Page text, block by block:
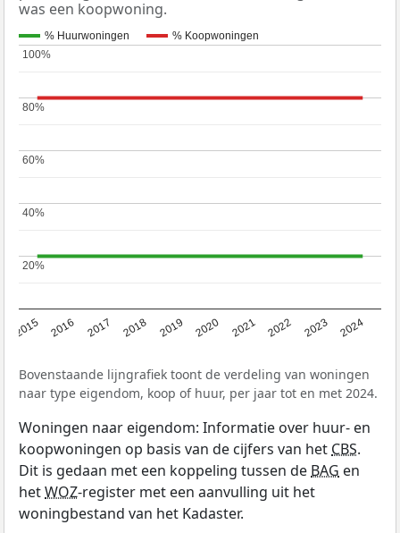
was een koopwoning.
% Huurwoningen % Koopwoningen
2015 2016 2017 2018 2019 2020 2021 2022 2023 2024
20%
20%
40%
40%
60%
60%
80%
80%
100%
100%
Bovenstaande lijngrafiek toont de verdeling van woningen
naar type eigendom, koop of huur, per jaar tot en met 2024.
Woningen naar eigendom: Informatie over huur- en
koopwoningen op basis van de cijfers van het CBS.
Dit is gedaan met een koppeling tussen de BAG en
hetWOZ-register met een aanvulling uit het
woningbestand van het Kadaster.